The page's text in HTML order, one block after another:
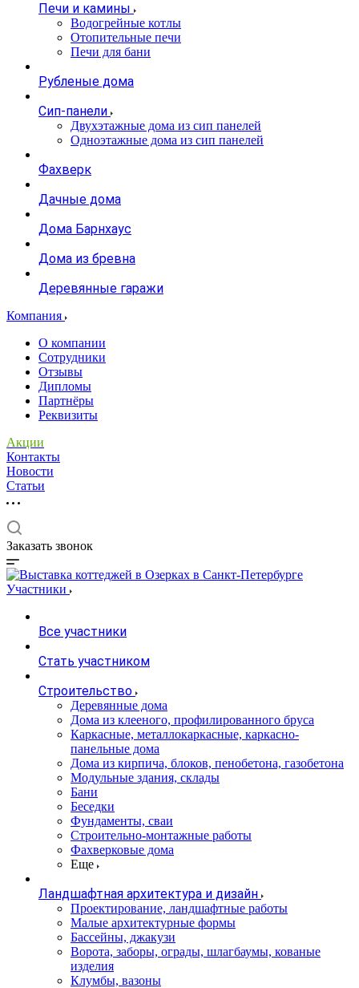
Печи и камины
Водогрейные котлы
Отопительные печи
Печи для бани
Рубленые дома
Сип-панели
Двухэтажные дома из сип панелей
Одноэтажные дома из сип панелей
Фахверк
Дачные дома
Дома Барнхаус
Дома из бревна
Деревянные гаражи
Компания
О компании
Сотрудники
Отзывы
Дипломы
Партнёры
Реквизиты
Акции
Контакты
Новости
Статьи
Заказать звонок
Участники
Все участники
Стать участником
Строительство
Деревянные дома
Дома из клееного, профилированного бруса
Каркасные, металлокаркасные, каркасно-
панельные дома
Дома из кирпича, блоков, пенобетона, газобетона
Модульные здания, склады
Бани
Беседки
Фундаменты, сваи
Строительно-монтажные работы
Фахверковые дома
Еще
Ландшафтная архитектура и дизайн
Проектирование, ландшафтные работы
Малые архитектурные формы
Бассейны, джакузи
Ворота, заборы, ограды, шлагбаумы, кованые
изделия
Клумбы, вазоны